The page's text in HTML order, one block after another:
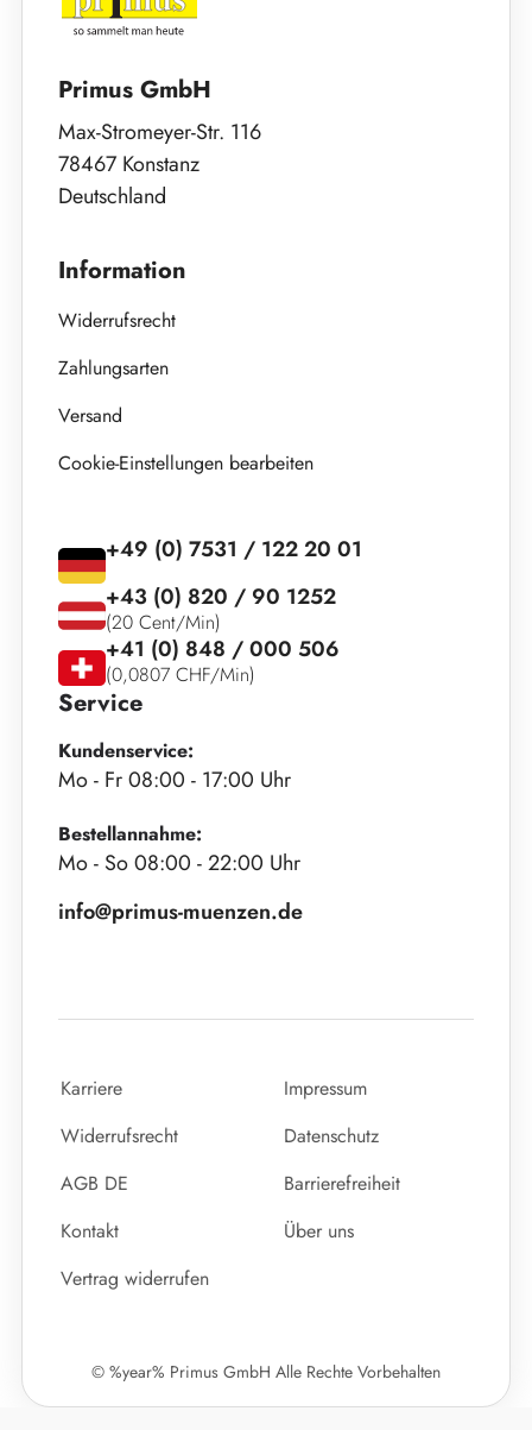
Primus GmbH
Max-Stromeyer-Str. 116
78467 Konstanz
Deutschland
Information
Widerrufsrecht
Zahlungsarten
Versand
Cookie-Einstellungen bearbeiten
Service
Kundenservice:
Mo - Fr 08:00 - 17:00 Uhr
Bestellannahme:
Mo - So 08:00 - 22:00 Uhr
info@primus-muenzen.de
+49 (0) 7531 / 122 20 01
+43 (0) 820 / 90 1252
(20 Cent/Min)
+41 (0) 848 / 000 506
(0,0807 CHF/Min)
Karriere
Impressum
Widerrufsrecht
Datenschutz
AGB DE
Barrierefreiheit
Kontakt
Über uns
Vertrag widerrufen
© %year% Primus GmbH Alle Rechte Vorbehalten